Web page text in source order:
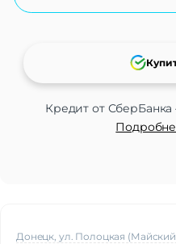
Кредит от СберБанка
Донецк, ул. Полоцкая